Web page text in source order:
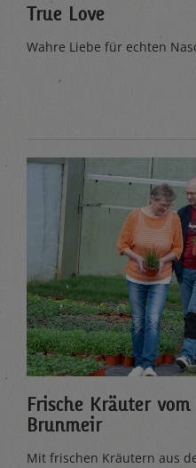
True Love
Wahre Liebe für echten
Frische Kräuter
Brunmeir
Mit frischen Kräutern aus